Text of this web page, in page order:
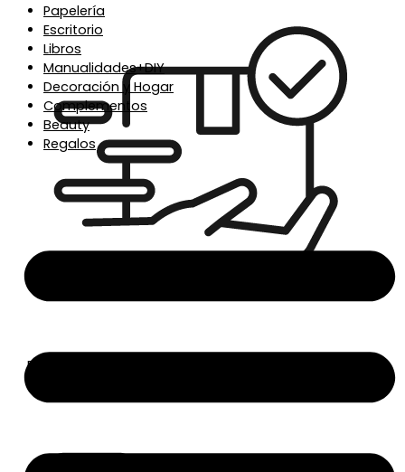
Papelería
Escritorio
Libros
Manualidades+DIY
Decoración y Hogar
Complementos
Beauty
Regalos
Envío en 24/48h